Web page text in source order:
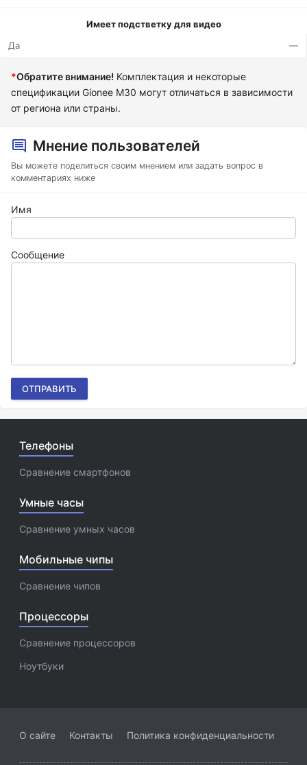
Имеет подстветку для видео
Да
—
*Обратите внимание! Комплектация и некоторые
спецификации Gionee M30 могут отличаться в зависимости
от региона или страны.
Мнение пользователей
Вы можете поделиться своим мнением или задать вопрос в
комментариях ниже
Имя
Сообщение
ОТПРАВИТЬ
Телефоны
Сравнение смартфонов
Умные часы
Сравнение умных часов
Мобильные чипы
Сравнение чипов
Процессоры
Сравнение процессоров
Ноутбуки
О сайте Контакты Политика конфиденциальности